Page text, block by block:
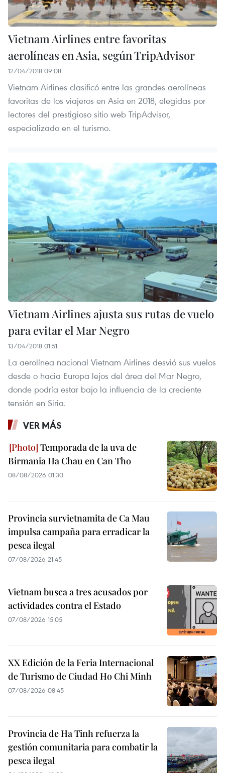
Vietnam Airlines entre favoritas
aerolíneas en Asia, según TripAdvisor
12/04/2018 09:08
Vietnam Airlines clasificó entre las grandes aerolíneas
favoritas de los viajeros en Asia en 2018, elegidas por
lectores del prestigioso sitio web TripAdvisor,
especializado en el turismo.
Vietnam Airlines ajusta sus rutas de vuelo
para evitar el Mar Negro
13/04/2018 01:51
La aerolínea nacional Vietnam Airlines desvió sus vuelos
desde o hacia Europa lejos del área del Mar Negro,
donde podría estar bajo la influencia de la creciente
tensión en Siria.
VER MÁS
Temporada de la uva de
Birmania Ha Chau en Can Tho
08/08/2026 01:30
Provincia survietnamita de Ca Mau
impulsa campaña para erradicar la
pesca ilegal
07/08/2026 21:45
Vietnam busca a tres acusados por
actividades contra el Estado
07/08/2026 15:05
XX Edición de la Feria Internacional
de Turismo de Ciudad Ho Chi Minh
07/08/2026 08:45
Provincia de Ha Tinh refuerza la
gestión comunitaria para combatir la
pesca ilegal